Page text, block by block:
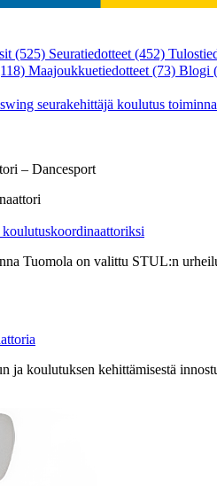
(525) Seuratiedotteet (452)
Maajoukkuetiedotteet (73) Blogi
seurakehittäjä koulutus
– Dancesport
Tuomola on valittu STUL:n
ja koulutuksen kehittämisestä